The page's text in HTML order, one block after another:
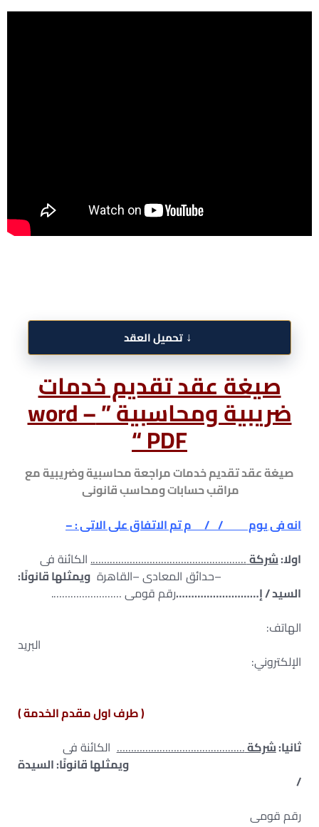
↓ تحميل العقد
صيغة عقد تقديم خدمات
ضريبية ومحاسبية ” word –
PDF “
صيغة عقد تقديم خدمات مراجعة محاسبية وضريبية مع
مراقب حسابات ومحاسب قانونى
انه فى يوم / / م تم الاتفاق على الاتى : –
اولا:شركة……………………………………………….الكائنة فى
–حدائق المعادى –القاهرة ويمثلها قانونًا:
السيد / إ………………………رقم قومى …………………….
الهاتف:
البريد
الإلكتروني:
( طرف اول مقدم الخدمة )
ثانيا:شركة………………………………………الكائنة فى
ويمثلها قانونًا: السيدة
/
رقم قومى